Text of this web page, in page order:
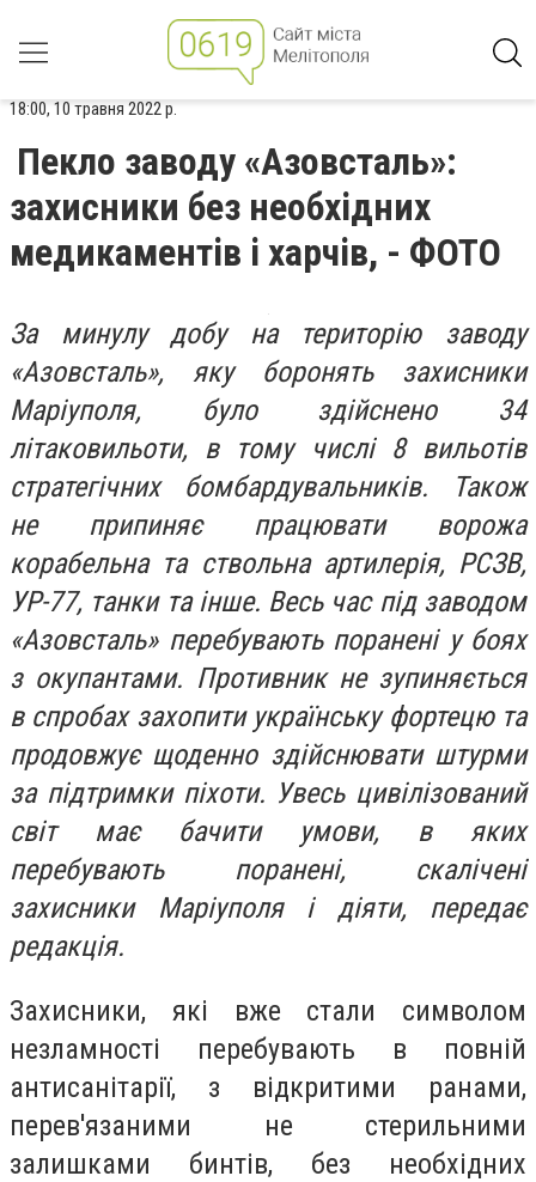
18:00, 10 травня 2022 р.
Пекло заводу «Азовсталь»:
захисники без необхідних
медикаментів і харчів, - ФОТО
За минулу добу на територію заводу
«Азовсталь», яку боронять захисники
Маріуполя, було здійснено 34
літаковильоти, в тому числі 8 вильотів
стратегічних бомбардувальників. Також
не припиняє працювати ворожа
корабельна та ствольна артилерія, РСЗВ,
УР-77, танки та інше. Весь час під заводом
«Азовсталь» перебувають поранені у боях
з окупантами. Противник не зупиняється
в спробах захопити українську фортецю та
продовжує щоденно здійснювати штурми
за підтримки піхоти. Увесь цивілізований
світ має бачити умови, в яких
перебувають поранені, скалічені
захисники Маріуполя і діяти, передає
редакція.
Захисники, які вже стали символом
незламності перебувають в повній
антисанітарії, з відкритими ранами,
перев'язаними не стерильними
залишками бинтів, без необхідних